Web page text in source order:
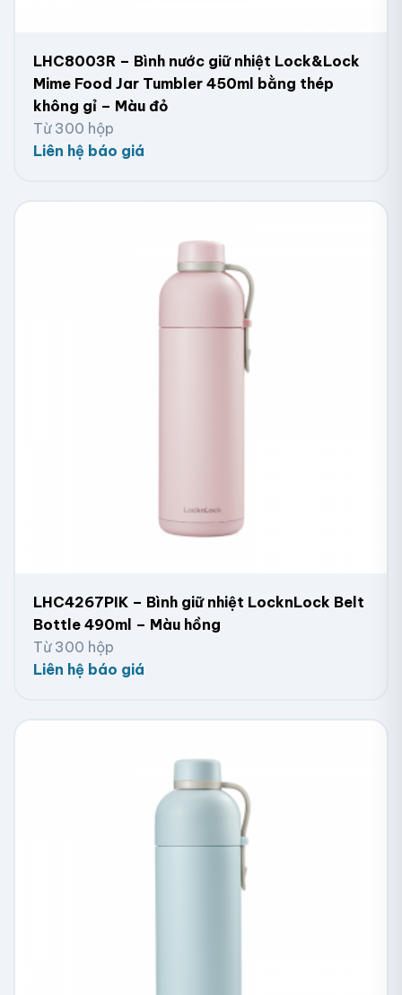
LHC8003R – Bình nước giữ nhiệt Lock&Lock
Mime Food Jar Tumbler 450ml bằng thép
không gỉ – Màu đỏ
Từ 300 hộp
Liên hệ báo giá
LHC4267PIK – Bình giữ nhiệt LocknLock Belt
Bottle 490ml – Màu hồng
Từ 300 hộp
Liên hệ báo giá